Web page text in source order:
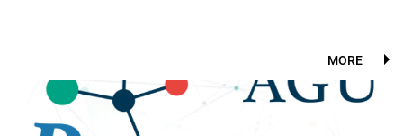
MORE